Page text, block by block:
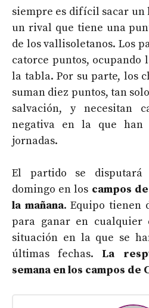
siempre es difícil sacar un
un rival que tiene una
de los vallisoletanos. Los
catorce puntos, ocupando
la tabla. Por su parte, los
suman diez puntos, tan
salvación, y necesitan
negativa en la que han
jornadas.
El partido se
domingo en los campos
la mañana. Equipo tienen
para ganar en cualquier
situación en la que se
últimas fechas. La
semana en los campos de